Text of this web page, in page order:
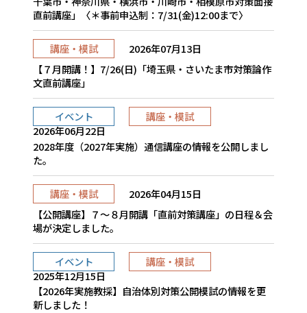
直前講座」〈＊事前申込制：7/31(金)12:00まで〉
2026年07月13日
講座・模試
【７月開講！】7/26(日)「埼玉県・さいたま市対策論作
文直前講座」
2026年06月22日
イベント 講座・模試
2028年度（2027年実施）通信講座の情報を公開しまし
た。
2026年04月15日
講座・模試
【公開講座】７～８月開講「直前対策講座」の日程＆会
場が決定しました。
2025年12月15日
イベント 講座・模試
【2026年実施教採】自治体別対策公開模試の情報を更
新しました！